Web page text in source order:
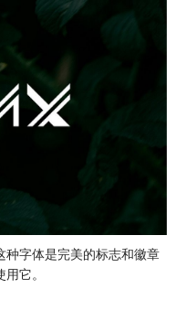
种字体是完美的标志和徽章
它。